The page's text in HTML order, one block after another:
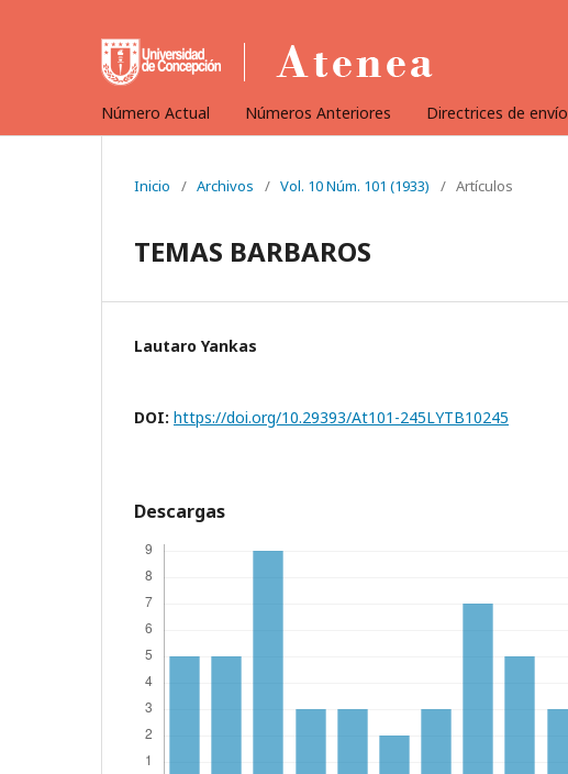
Número Actual Números Anteriores Directrices de envío
Inicio / Archivos / Vol. 10 Núm. 101 (1933) / Artículos
TEMAS BARBAROS
Lautaro Yankas
DOI: https://doi.org/10.29393/At101-245LYTB10245
Descargas